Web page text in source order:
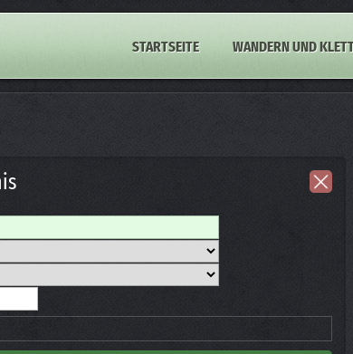
STARTSEITE WANDERN UND